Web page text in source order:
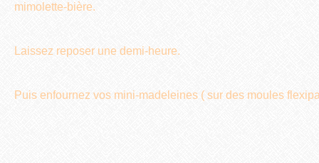
mimolette-bière.
Laissez reposer une demi-heure.
Puis enfournez vos mini-madeleines ( sur des moules